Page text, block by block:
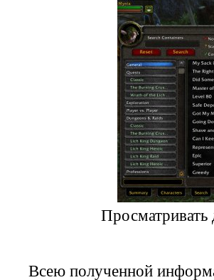
Просматривать
Всею полученной